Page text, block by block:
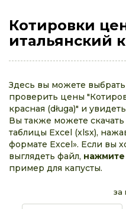
Котировки
итальянский
Здесь вы можете
проверить цены
красная (długa)" и
Вы также можете
таблицы Excel (xlsx),
формате Excel». Если вы
выглядеть файл, нажмите
пример для капусты.
за